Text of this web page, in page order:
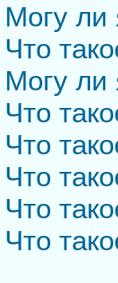
Могу ли
Что
Могу ли
Что
Что
Что
Что
Что